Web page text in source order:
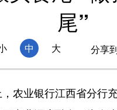
尾”
中 大 分享
业银行江西省分行